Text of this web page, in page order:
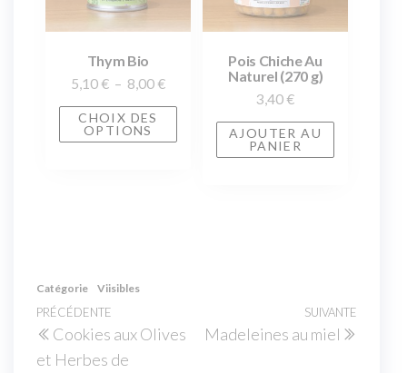
Thym Bio
5,10 € – 8,00 €
CHOIX DES
OPTIONS
Pois Chiche Au
Naturel (270 g)
3,40 €
AJOUTER AU
PANIER
Catégorie Viisibles
PRÉCÉDENTE
Cookies aux Olives
et Herbes de
SUIVANTE
Madeleines au miel